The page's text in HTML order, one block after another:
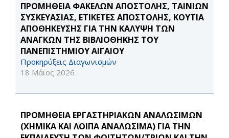
ΠΡΟΜΗΘΕΙΑ ΦΑΚΕΛΩΝ ΑΠΟΣΤΟΛΗΣ, ΤΑΙΝΙΩΝ
ΣΥΣΚΕΥΑΣΙΑΣ, ΕΤΙΚΕΤΕΣ ΑΠΟΣΤΟΛΗΣ, ΚΟΥΤΙΑ
ΑΠΟΘΗΚΕΥΣΗΣ ΓΙΑ ΤΗΝ ΚΑΛΥΨΗ ΤΩΝ
ΑΝΑΓΚΩΝ ΤΗΣ ΒΙΒΛΙΟΘΗΚΗΣ ΤΟΥ
ΠΑΝΕΠΙΣΤΗΜΙΟΥ ΑΙΓΑΙΟΥ
Προκηρύξεις Διαγωνισμών
18 Μάιος 2026
ΠΡΟΜΗΘΕΙΑ ΕΡΓΑΣΤΗΡΙΑΚΩΝ ΑΝΑΛΩΣΙΜΩΝ
(ΧΗΜΙΚΑ ΚΑΙ ΛΟΙΠΑ ΑΝΑΛΩΣΙΜΑ) ΓΙΑ ΤΗΝ